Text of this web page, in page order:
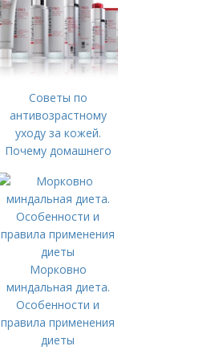
Советы по
антивозрастному
уходу за кожей.
Почему домашнего
Морковно
миндальная диета.
Особенности и
правила применения
диеты